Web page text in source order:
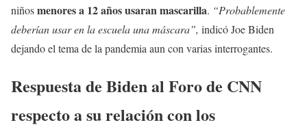
niñosmenores a 12 años usaran mascarilla. “Probablemente
deberían usar en la escuela una máscara”, indicó Joe Biden
dejando el tema de la pandemia aun con varias interrogantes.
Respuesta de Biden al Foro de CNN
respecto a su relación con los